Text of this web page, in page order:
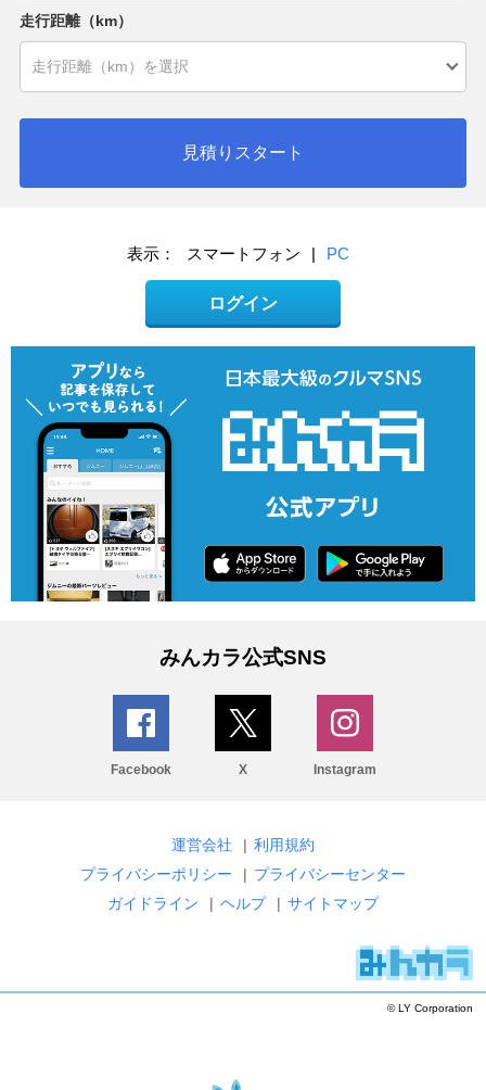
走行距離（km）
見積りスタート
表示： スマートフォン | PC
ログイン
みんカラ公式SNS
Facebook X Instagram
運営会社 | 利用規約
プライバシーポリシー
| プライバシーセンター
ガイドライン
| ヘルプ | サイトマップ
© LY Corporation